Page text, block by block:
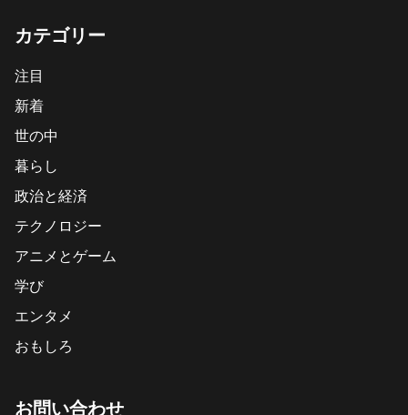
カテゴリー
注目
新着
世の中
暮らし
政治と経済
テクノロジー
アニメとゲーム
学び
エンタメ
おもしろ
お問い合わせ